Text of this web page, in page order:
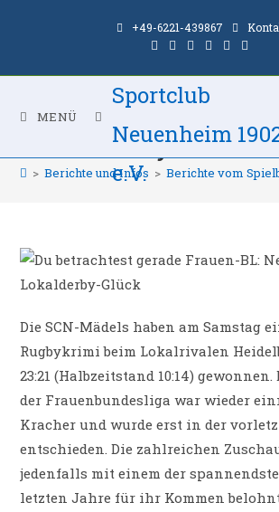
+49-6221-439867
MENÜ
Sportclub
Neuenheim
e.V.
Frauen-BL:
Lokalderby-Glück
> Berichte und Infos > Berichte vom
Die SCN-Mädels haben am Samstag
Rugbykrimi beim Lokalrivalen
23:21 (Halbzeitstand 10:14) gewonnen.
der Frauenbundesliga war wieder
Kracher und wurde erst in der
entschieden. Die zahlreichen
jedenfalls mit einem der
letzten Jahre für ihr Kommen